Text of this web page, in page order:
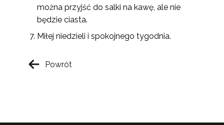
można przyjść do salki na kawę, ale nie
będzie ciasta.
Miłej niedzieli i spokojnego tygodnia.
Powrót